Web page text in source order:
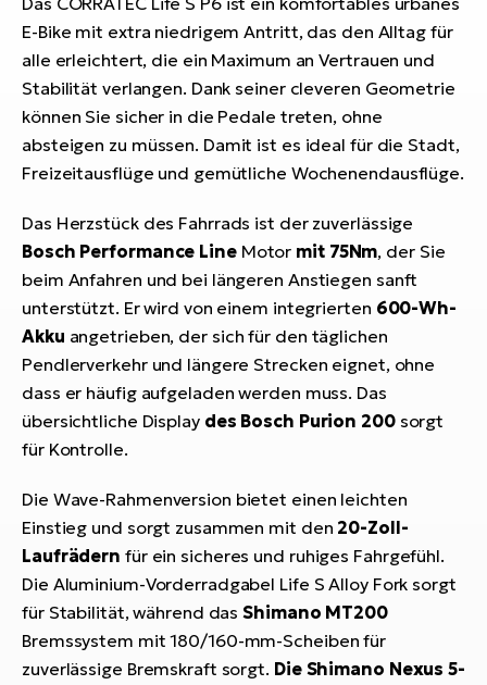
E-Bike mit extra niedrigem Antritt, das den Alltag für
alle erleichtert, die ein Maximum an Vertrauen und
Stabilität verlangen. Dank seiner cleveren Geometrie
können Sie sicher in die Pedale treten, ohne
absteigen zu müssen. Damit ist es ideal für die Stadt,
Freizeitausflüge und gemütliche Wochenendausflüge.
Das Herzstück des Fahrrads ist der zuverlässige
Bosch Performance LineMotor mit 75Nm, der Sie
beim Anfahren und bei längeren Anstiegen sanft
unterstützt. Er wird von einem integrierten 600-Wh-
Akku angetrieben, der sich für den täglichen
Pendlerverkehr und längere Strecken eignet, ohne
dass er häufig aufgeladen werden muss. Das
übersichtliche Display des Bosch Purion 200sorgt
für Kontrolle.
Die Wave-Rahmenversion bietet einen leichten
Einstieg und sorgt zusammen mit den 20-Zoll-
Laufrädern für ein sicheres und ruhiges Fahrgefühl.
Die Aluminium-Vorderradgabel Life S Alloy Fork sorgt
für Stabilität, während dasShimano MT200
Bremssystem mit 180/160-mm-Scheiben für
zuverlässige Bremskraft sorgt. Die Shimano Nexus 5-